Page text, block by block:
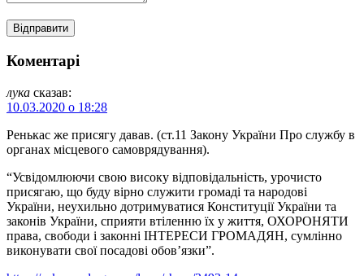
Коментарі
лука сказав:
10.03.2020 о 18:28
Ренькас же присягу давав. (ст.11 Закону України Про службу в
органах місцевого самоврядування).
“Усвідомлюючи свою високу відповідальність, урочисто
присягаю, що буду вірно служити громаді та народові
України, неухильно дотримуватися Конституції України та
законів України, сприяти втіленню їх у життя, ОХОРОНЯТИ
права, свободи і законні ІНТЕРЕСИ ГРОМАДЯН, сумлінно
виконувати свої посадові обов’язки”.